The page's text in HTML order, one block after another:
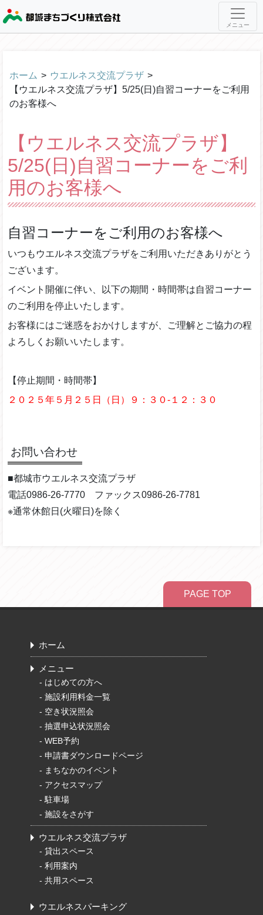
メニュー
ホーム > ウエルネス交流プラザ >
【ウエルネス交流プラザ】5/25(日)自習コーナーをご利用
のお客様へ
【ウエルネス交流プラザ】
5/25(日)自習コーナーをご利
用のお客様へ
自習コーナーをご利用のお客様へ
いつもウエルネス交流プラザをご利用いただきありがとう
ございます。
イベント開催に伴い、以下の期間・時間帯は自習コーナー
のご利用を停止いたします。
お客様にはご迷惑をおかけしますが、ご理解とご協力の程
よろしくお願いいたします。
【停止期間・時間帯】
２０２５年５月２５日（日）９：３０-１２：３０
お問い合わせ
■都城市ウエルネス交流プラザ
電話0986-26-7770 ファックス0986-26-7781
※通常休館日(火曜日)を除く
PAGE TOP
ホーム
メニュー
- はじめての方へ
- 施設利用料金一覧
- 空き状況照会
- 抽選申込状況照会
- WEB予約
- 申請書ダウンロードページ
- まちなかのイベント
- アクセスマップ
- 駐車場
- 施設をさがす
ウエルネス交流プラザ
- 貸出スペース
- 利用案内
- 共用スペース
ウエルネスパーキング